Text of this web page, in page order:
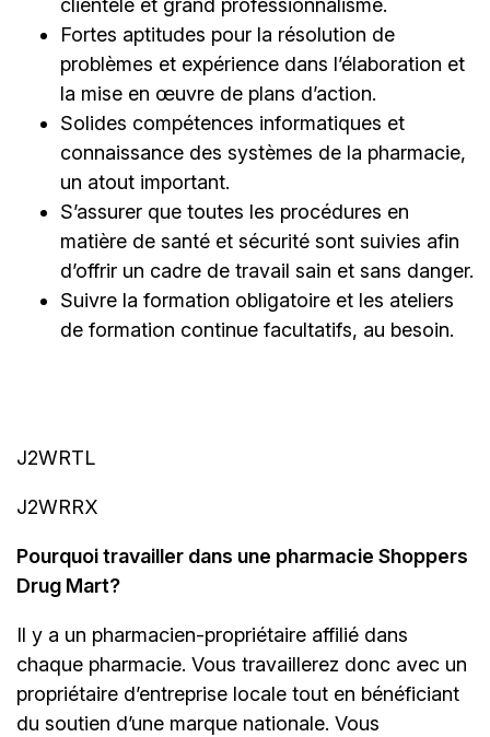
clientèle et grand professionnalisme.
Fortes aptitudes pour la résolution de
problèmes et expérience dans l’élaboration et
la mise en œuvre de plans d’action.
Solides compétences informatiques et
connaissance des systèmes de la pharmacie,
un atout important.
S’assurer que toutes les procédures en
matière de santé et sécurité sont suivies afin
d’offrir un cadre de travail sain et sans danger.
Suivre la formation obligatoire et les ateliers
de formation continue facultatifs, au besoin.
J2WRTL
J2WRRX
Pourquoi travailler dans une pharmacie Shoppers
Drug Mart?
Il y a un pharmacien-propriétaire affilié dans
chaque pharmacie. Vous travaillerez donc avec un
propriétaire d’entreprise locale tout en bénéficiant
du soutien d’une marque nationale. Vous